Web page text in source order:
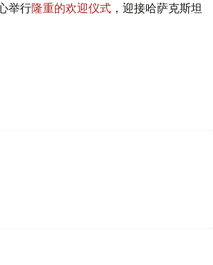
举行隆重的欢迎仪式 ，迎接哈萨克斯坦